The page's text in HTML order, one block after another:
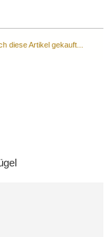
diese Artikel gekauft...